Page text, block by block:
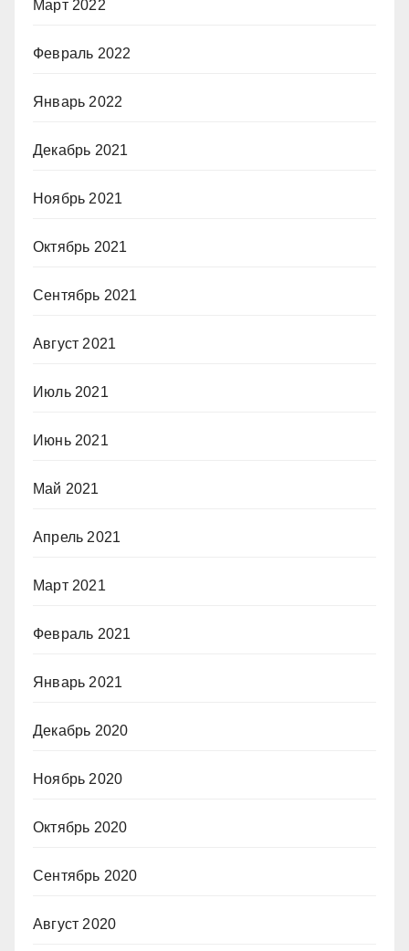
Март 2022
Февраль 2022
Январь 2022
Декабрь 2021
Ноябрь 2021
Октябрь 2021
Сентябрь 2021
Август 2021
Июль 2021
Июнь 2021
Май 2021
Апрель 2021
Март 2021
Февраль 2021
Январь 2021
Декабрь 2020
Ноябрь 2020
Октябрь 2020
Сентябрь 2020
Август 2020